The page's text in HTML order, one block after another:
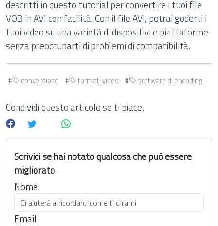
descritti in questo tutorial per convertire i tuoi file
VOB in AVI con facilità. Con il file AVI, potrai goderti i
tuoi video su una varietà di dispositivi e piattaforme
senza preoccuparti di problemi di compatibilità.
conversione formati video software di encoding
Condividi questo articolo se ti piace.
Scrivici se hai notato qualcosa che può essere
migliorato
Nome
Email